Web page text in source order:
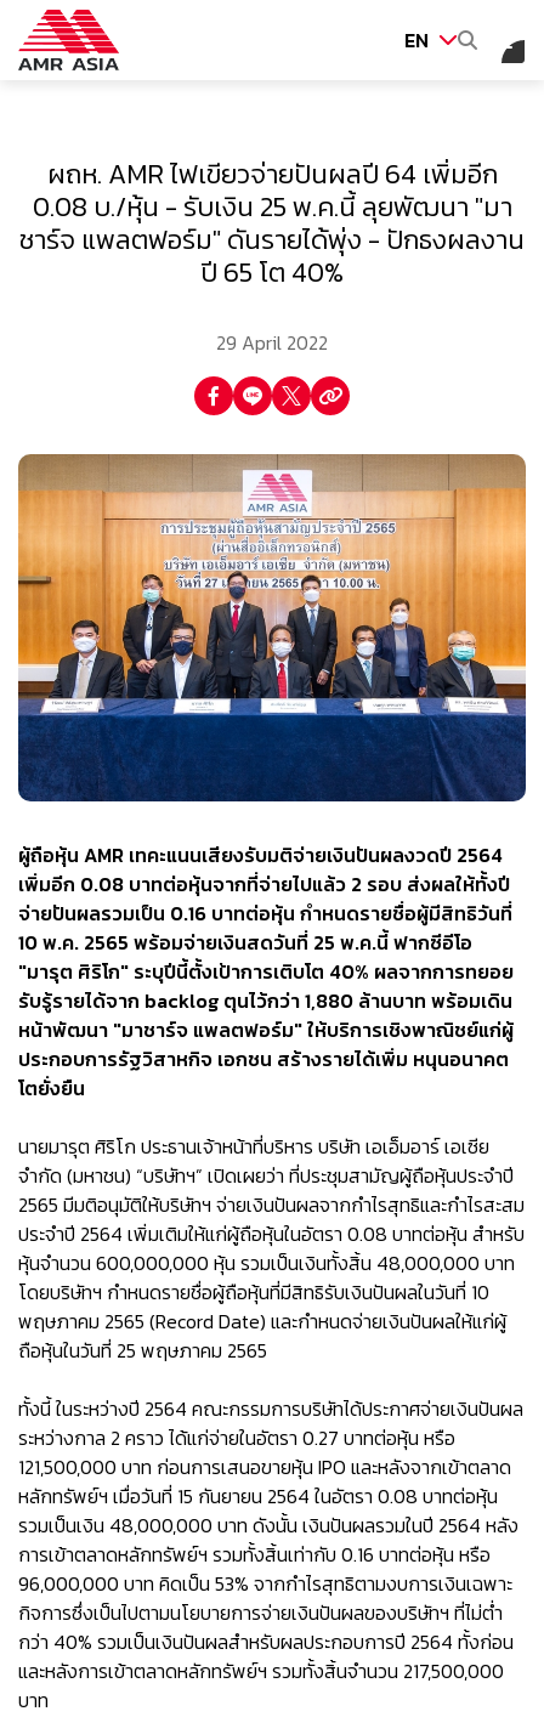
EN
Web Design by
ผถห. AMR ไฟเขียวจ่ายปันผลปี 64 เพิ่มอีก
0.08 บ./หุ้น - รับเงิน 25 พ.ค.นี้ ลุยพัฒนา "มา
ชาร์จ แพลตฟอร์ม" ดันรายได้พุ่ง - ปักธงผลงาน
ปี 65 โต 40%
29 April 2022
ผู้ถือหุ้น AMR เทคะแนนเสียงรับมติจ่ายเงินปันผลงวดปี 2564
เพิ่มอีก 0.08 บาทต่อหุ้นจากที่จ่ายไปแล้ว 2 รอบ ส่งผลให้ทั้งปี
จ่ายปันผลรวมเป็น 0.16 บาทต่อหุ้น กำหนดรายชื่อผู้มีสิทธิวันที่
10 พ.ค. 2565 พร้อมจ่ายเงินสดวันที่ 25 พ.ค.นี้ ฟากซีอีโอ
"มารุต ศิริโก" ระบุปีนี้ตั้งเป้าการเติบโต 40% ผลจากการทยอย
รับรู้รายได้จาก backlog ตุนไว้กว่า 1,880 ล้านบาท พร้อมเดิน
หน้าพัฒนา "มาชาร์จ แพลตฟอร์ม" ให้บริการเชิงพาณิชย์แก่ผู้
ประกอบการรัฐวิสาหกิจ เอกชน สร้างรายได้เพิ่ม หนุนอนาคต
โตยั่งยืน
นายมารุต ศิริโก ประธานเจ้าหน้าที่บริหาร บริษัท เอเอ็มอาร์ เอเซีย
จำกัด (มหาชน) “บริษัทฯ” เปิดเผยว่า ที่ประชุมสามัญผู้ถือหุ้นประจำปี
2565 มีมติอนุมัติให้บริษัทฯ จ่ายเงินปันผลจากกำไรสุทธิและกำไรสะสม
ประจำปี 2564 เพิ่มเติมให้แก่ผู้ถือหุ้นในอัตรา 0.08 บาทต่อหุ้น สำหรับ
หุ้นจำนวน 600,000,000 หุ้น รวมเป็นเงินทั้งสิ้น 48,000,000 บาท
โดยบริษัทฯ กำหนดรายชื่อผู้ถือหุ้นที่มีสิทธิรับเงินปันผลในวันที่ 10
พฤษภาคม 2565 (Record Date) และกำหนดจ่ายเงินปันผลให้แก่ผู้
ถือหุ้นในวันที่ 25 พฤษภาคม 2565
ทั้งนี้ ในระหว่างปี 2564 คณะกรรมการบริษัทได้ประกาศจ่ายเงินปันผล
ระหว่างกาล 2 คราว ได้แก่จ่ายในอัตรา 0.27 บาทต่อหุ้น หรือ
121,500,000 บาท ก่อนการเสนอขายหุ้น IPO และหลังจากเข้าตลาด
หลักทรัพย์ฯ เมื่อวันที่ 15 กันยายน 2564 ในอัตรา 0.08 บาทต่อหุ้น
รวมเป็นเงิน 48,000,000 บาท ดังนั้น เงินปันผลรวมในปี 2564 หลัง
การเข้าตลาดหลักทรัพย์ฯ รวมทั้งสิ้นเท่ากับ 0.16 บาทต่อหุ้น หรือ
96,000,000 บาท คิดเป็น 53% จากกำไรสุทธิตามงบการเงินเฉพาะ
กิจการซึ่งเป็นไปตามนโยบายการจ่ายเงินปันผลของบริษัทฯ ที่ไม่ต่ำ
กว่า 40% รวมเป็นเงินปันผลสำหรับผลประกอบการปี 2564 ทั้งก่อน
และหลังการเข้าตลาดหลักทรัพย์ฯ รวมทั้งสิ้นจำนวน 217,500,000
บาท